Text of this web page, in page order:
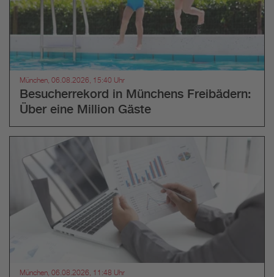
München, 06.08.2026, 15:40 Uhr
Besucherrekord in Münchens Freibädern:
Über eine Million Gäste
München, 06.08.2026, 11:48 Uhr